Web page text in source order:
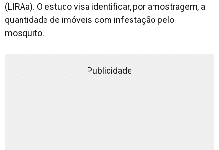
(LIRAa). O estudo visa identificar, por amostragem, a
quantidade de imóveis com infestação pelo
mosquito.
Publicidade